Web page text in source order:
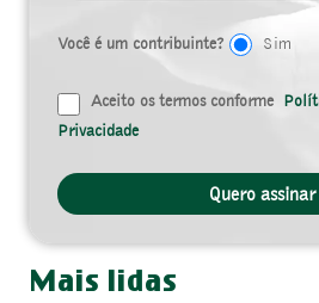
Você é um contribuinte? Sim
Aceito os termos conforme
Privacidade
Mais lidas